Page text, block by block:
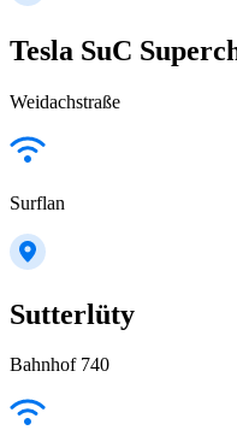
Tesla SuC
Weidachstraße
Surflan
Sutterlüty
Bahnhof 740